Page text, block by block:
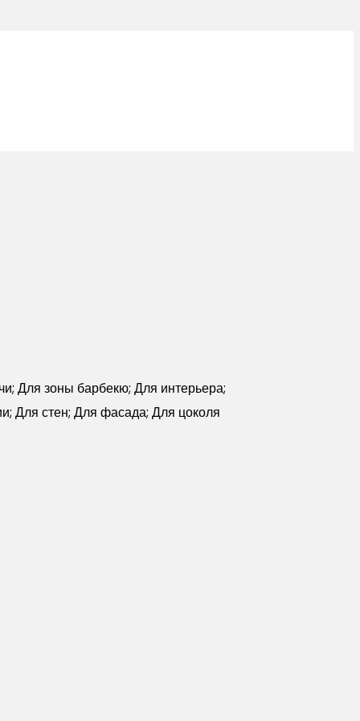
Для зоны барбекю; Для интерьера;
Для стен; Для фасада; Для цоколя